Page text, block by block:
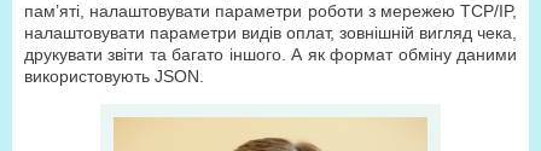
пам’яті, налаштовувати параметри роботи з мережею TCP/IP,
налаштовувати параметри видів оплат, зовнішній вигляд чека,
друкувати звіти та багато іншого. А як формат обміну даними
використовують JSON.